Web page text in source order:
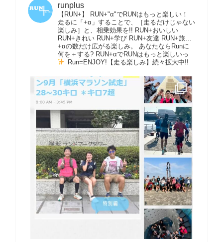
runplus
【RUN+】 RUN+"α"でRUNはもっと楽しい！
走るに「+α」することで、［走るだけじゃない
楽しみ］と、相乗効果を!! RUN+おいしい
RUN+きれい RUN+学び RUN+友達 RUN+旅…
+αの数だけ広がる楽しみ。 あなたならRunに
何を＋する? RUN+αでRUNはもっと楽しいっ
Run=ENJOY!【走る楽しみ】続々拡大中!!